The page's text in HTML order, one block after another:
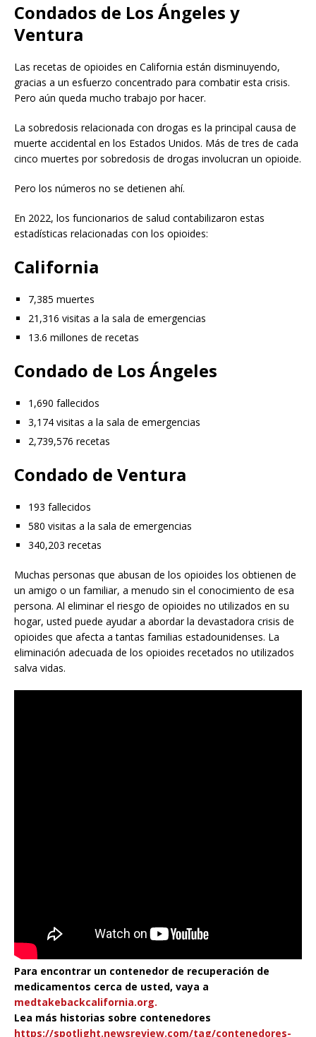
Condados de Los Ángeles y
Ventura
Las recetas de opioides en California están disminuyendo,
gracias a un esfuerzo concentrado para combatir esta crisis.
Pero aún queda mucho trabajo por hacer.
La sobredosis relacionada con drogas es la principal causa de
muerte accidental en los Estados Unidos. Más de tres de cada
cinco muertes por sobredosis de drogas involucran un opioide.
Pero los números no se detienen ahí.
En 2022, los funcionarios de salud contabilizaron estas
estadísticas relacionadas con los opioides:
California
7,385 muertes
21,316 visitas a la sala de emergencias
13.6 millones de recetas
Condado de Los Ángeles
1,690 fallecidos
3,174 visitas a la sala de emergencias
2,739,576 recetas
Condado de Ventura
193 fallecidos
580 visitas a la sala de emergencias
340,203 recetas
Muchas personas que abusan de los opioides los obtienen de
un amigo o un familiar, a menudo sin el conocimiento de esa
persona. Al eliminar el riesgo de opioides no utilizados en su
hogar, usted puede ayudar a abordar la devastadora crisis de
opioides que afecta a tantas familias estadounidenses. La
eliminación adecuada de los opioides recetados no utilizados
salva vidas.
Para encontrar un contenedor de recuperación de
medicamentos cerca de usted, vaya a
medtakebackcalifornia.org.
Lea más historias sobre contenedores
https://spotlight.newsreview.com/tag/contenedores-